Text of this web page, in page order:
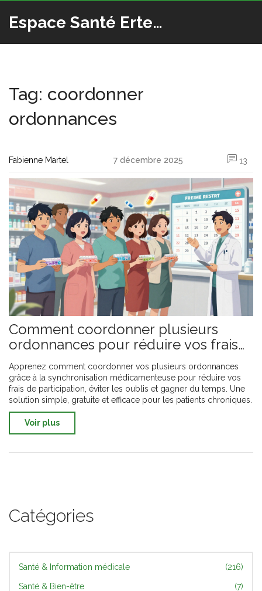
Espace Santé Ertedis
Tag: coordonner
ordonnances
Fabienne Martel 7 décembre 2025 13
Comment coordonner plusieurs
ordonnances pour réduire vos frais
de participation
Apprenez comment coordonner vos plusieurs ordonnances
grâce à la synchronisation médicamenteuse pour réduire vos
frais de participation, éviter les oublis et gagner du temps. Une
solution simple, gratuite et efficace pour les patients chroniques.
Voir plus
Catégories
Santé & Information médicale (216)
Santé & Bien-être (7)